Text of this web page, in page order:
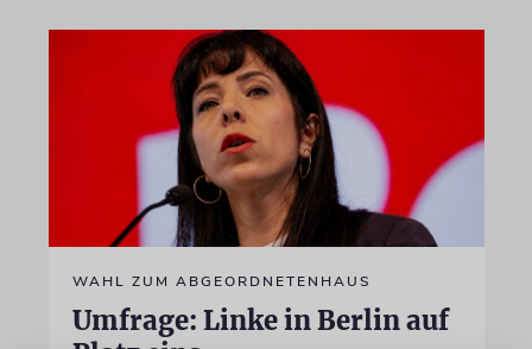
WAHL ZUM ABGEORDNETENHAUS
Umfrage: Linke in Berlin auf